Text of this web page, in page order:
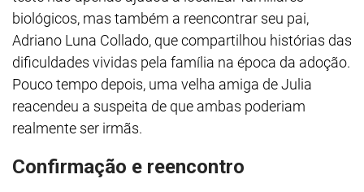
biológicos, mas também a reencontrar seu pai,
Adriano Luna Collado, que compartilhou histórias das
dificuldades vividas pela família na época da adoção.
Pouco tempo depois, uma velha amiga de Julia
reacendeu a suspeita de que ambas poderiam
realmente ser irmãs.
Confirmação e reencontro